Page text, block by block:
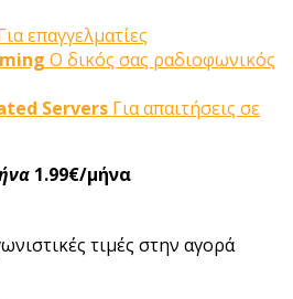
επαγγελματίες
Ο δικός σας ραδιοφωνικός
Servers Για απαιτήσεις σε
1.99€/μήνα
τιμές στην αγορά